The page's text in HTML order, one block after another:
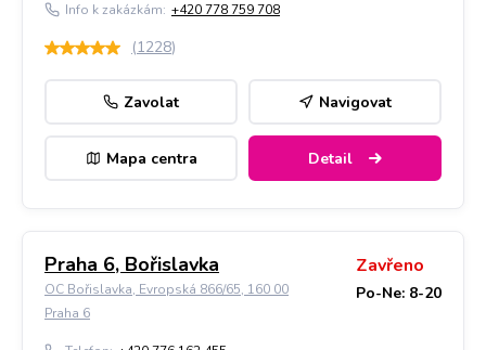
Info k zakázkám: +420 778 759 708
(1228)
Zavolat Navigovat
Mapa centra Detail
Praha 6, Bořislavka
OC Bořislavka, Evropská 866/65, 160 00
Praha 6
Zavřeno
Po-Ne: 8-20